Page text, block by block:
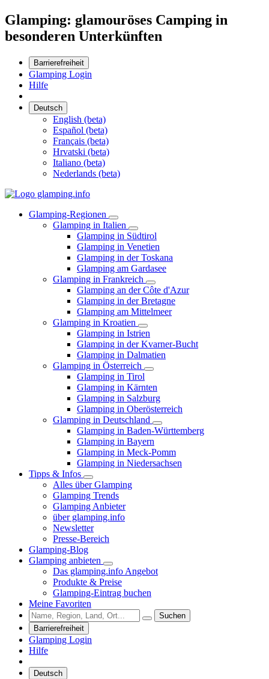
Glamping: glamouröses Camping in
besonderen Unterkünften
Barrierefreiheit
Glamping Login
Hilfe
Deutsch
English (beta)
Español (beta)
Français (beta)
Hrvatski (beta)
Italiano (beta)
Nederlands (beta)
Glamping-Regionen
Glamping in Italien
Glamping in Südtirol
Glamping in Venetien
Glamping in der Toskana
Glamping am Gardasee
Glamping in Frankreich
Glamping an der Côte d'Azur
Glamping in der Bretagne
Glamping am Mittelmeer
Glamping in Kroatien
Glamping in Istrien
Glamping in der Kvarner-Bucht
Glamping in Dalmatien
Glamping in Österreich
Glamping in Tirol
Glamping in Kärnten
Glamping in Salzburg
Glamping in Oberösterreich
Glamping in Deutschland
Glamping in Baden-Württemberg
Glamping in Bayern
Glamping in Meck-Pomm
Glamping in Niedersachsen
Tipps & Infos
Alles über Glamping
Glamping Trends
Glamping Anbieter
über glamping.info
Newsletter
Presse-Bereich
Glamping-Blog
Glamping anbieten
Das glamping.info Angebot
Produkte & Preise
Glamping-Eintrag buchen
Meine Favoriten
Suchen
Barrierefreiheit
Glamping Login
Hilfe
Deutsch